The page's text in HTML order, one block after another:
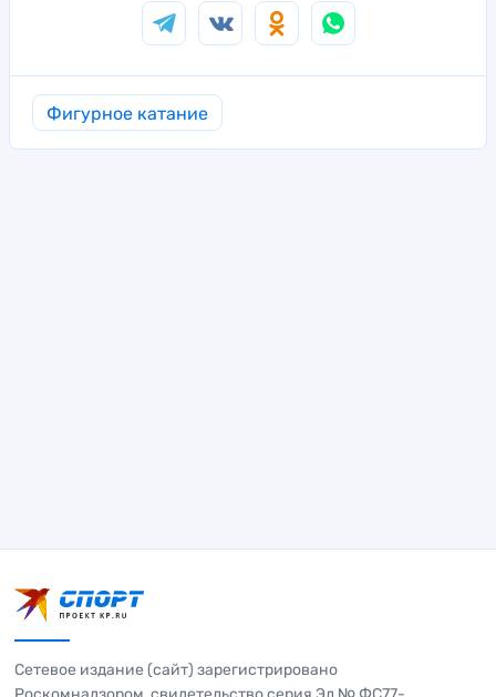
Фигурное катание
Сетевое издание (сайт) зарегистрировано